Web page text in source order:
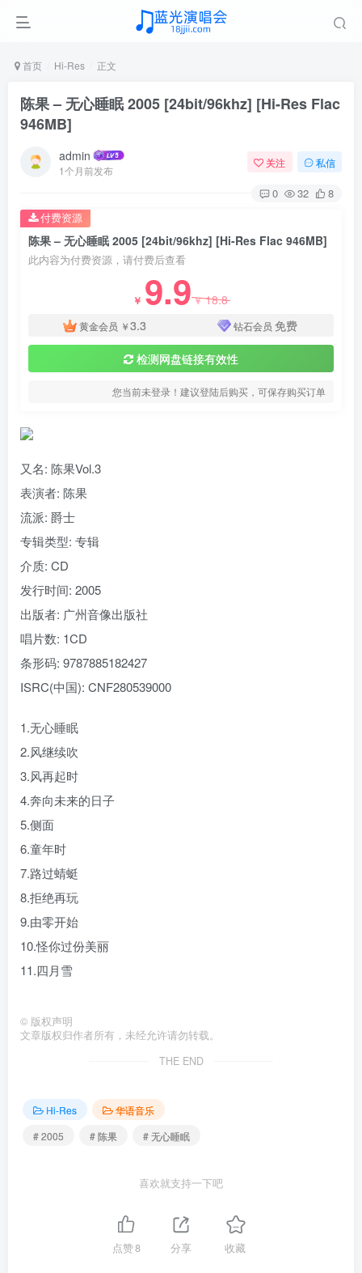
首页 Hi-Res 正文
陈果 – 无心睡眠 2005 [24bit/96khz] [Hi-Res Flac
946MB]
admin
1个月前发布
关注 私信
0 32 8
陈果 – 无心睡眠 2005 [24bit/96khz] [Hi-Res Flac 946MB]
此内容为付费资源，请付费后查看
￥ 9.9￥18.8
黄金会员 ￥3.3 钻石会员 免费
检测网盘链接有效性
您当前未登录！建议登陆后购买，可保存购买订单
付费资源
又名: 陈果Vol.3
表演者: 陈果
流派: 爵士
专辑类型: 专辑
介质: CD
发行时间: 2005
出版者: 广州音像出版社
唱片数: 1CD
条形码: 9787885182427
ISRC(中国): CNF280539000
1.无心睡眠
2.风继续吹
3.风再起时
4.奔向未来的日子
5.侧面
6.童年时
7.路过蜻蜓
8.拒绝再玩
9.由零开始
10.怪你过份美丽
11.四月雪
© 版权声明
文章版权归作者所有，未经允许请勿转载。
THE END
Hi-Res
华语音乐
# 2005
# 陈果 # 无心睡眠
喜欢就支持一下吧
点赞8 分享 收藏